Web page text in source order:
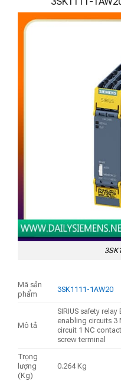
Mã sản
phẩm
3SK1111-1AW20
Mô tả
SIRIUS safety
enabling circuits 3
circuit 1 NC
screw terminal
Trọng
lượng
(Kg)
0.264 Kg